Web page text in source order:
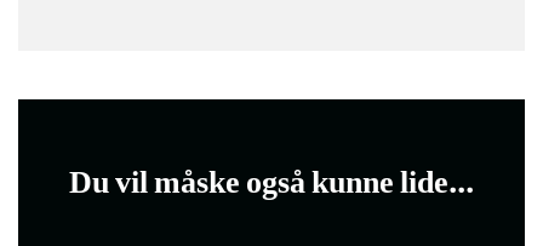
Du vil måske også kunne lide...